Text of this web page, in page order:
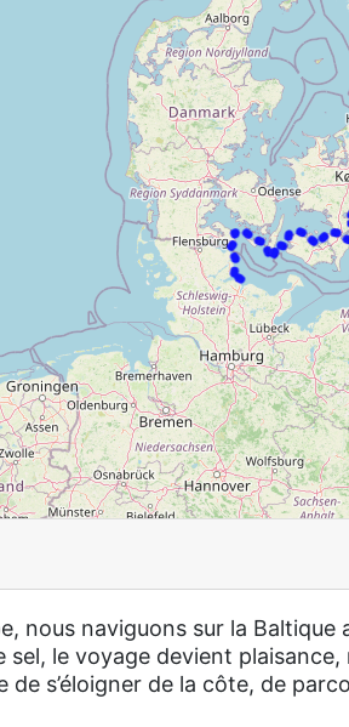
nous naviguons sur la Baltique
sel, le voyage devient
de s’éloigner de la côte, de